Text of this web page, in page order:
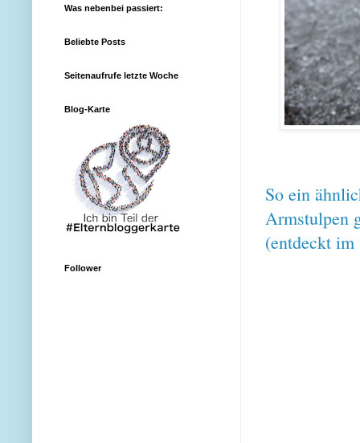
So ein
Armstulpen
(entdeckt
Was nebenbei passiert:
Beliebte Posts
Seitenaufrufe letzte Woche
Blog-Karte
Follower